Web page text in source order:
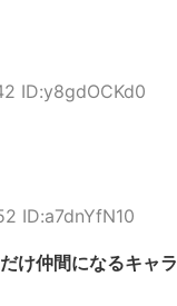
ID:y8gdOCKd0
ID:a7dnYfN10
け仲間になるキャラ